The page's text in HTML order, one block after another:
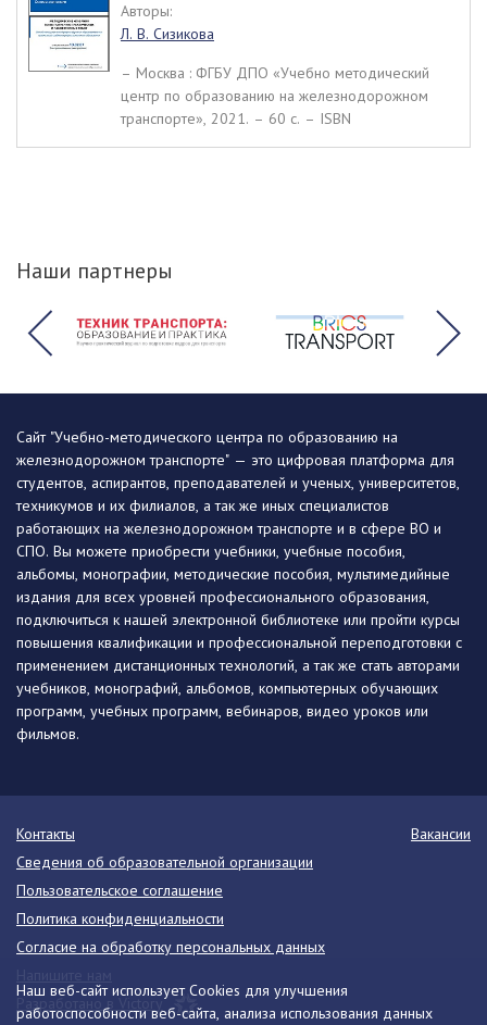
Авторы:
Л. В. Сизикова
– Москва : ФГБУ ДПО «Учебно методический
центр по образованию на железнодорожном
транспорте», 2021. – 60 c. – ISBN
Наши партнеры
Наш веб-сайт использует Cookies для улучшения
работоспособности веб-сайта, анализа использования данных
Сайт "Учебно-методического центра по образованию на
железнодорожном транспорте" — это цифровая платформа для
студентов, аспирантов, преподавателей и ученых, университетов,
техникумов и их филиалов, а так же иных специалистов
работающих на железнодорожном транспорте и в сфере ВО и
СПО. Вы можете приобрести учебники, учебные пособия,
альбомы, монографии, методические пособия, мультимедийные
издания для всех уровней профессионального образования,
подключиться к нашей электронной библиотеке или пройти курсы
повышения квалификации и профессиональной переподготовки с
применением дистанционных технологий, а так же стать авторами
учебников, монографий, альбомов, компьютерных обучающих
программ, учебных программ, вебинаров, видео уроков или
фильмов.
Контакты
Вакансии
Сведения об образовательной организации
Пользовательское соглашение
Политика конфиденциальности
Согласие на обработку персональных данных
Разработано в Victory